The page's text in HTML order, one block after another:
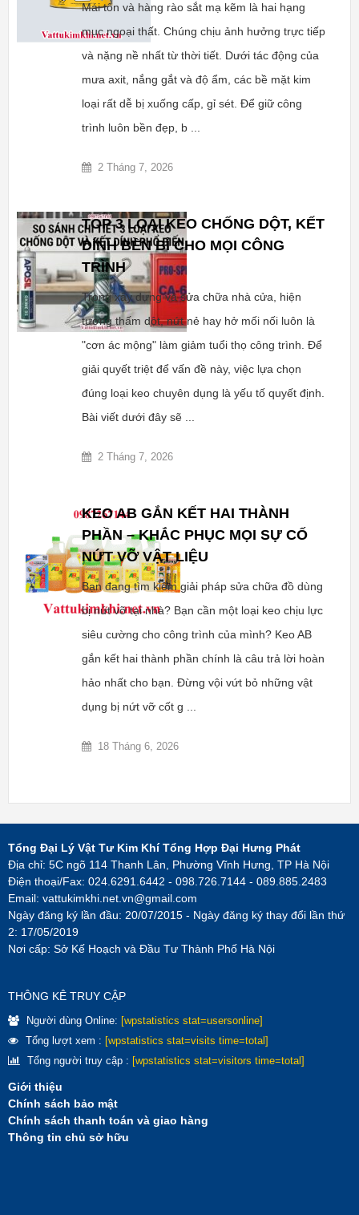
Mái tôn và hàng rào sắt mạ kẽm là hai hạng
mục ngoại thất. Chúng chịu ảnh hưởng trực tiếp
và nặng nề nhất từ thời tiết. Dưới tác động của
mưa axit, nắng gắt và độ ẩm, các bề mặt kim
loại rất dễ bị xuống cấp, gỉ sét. Để giữ công
trình luôn bền đẹp, b ...
2 Tháng 7, 2026
TOP 3 LOẠI KEO CHỐNG DỘT, KẾT
DÍNH BỀN BỈ CHO MỌI CÔNG
TRÌNH
Trong xây dựng và sửa chữa nhà cửa, hiện
tượng thấm dột, nứt nẻ hay hở mối nối luôn là
"cơn ác mộng" làm giảm tuổi thọ công trình. Để
giải quyết triệt để vấn đề này, việc lựa chọn
đúng loại keo chuyên dụng là yếu tố quyết định.
Bài viết dưới đây sẽ ...
2 Tháng 7, 2026
KEO AB GẮN KẾT HAI THÀNH
PHẦN – KHẮC PHỤC MỌI SỰ CỐ
NỨT VỠ VẬT LIỆU
Bạn đang tìm kiếm giải pháp sửa chữa đồ dùng
bị nứt vỡ tại nhà? Bạn cần một loại keo chịu lực
siêu cường cho công trình của mình? Keo AB
gắn kết hai thành phần chính là câu trả lời hoàn
hảo nhất cho bạn. Đừng vội vứt bỏ những vật
dụng bị nứt vỡ cốt g ...
18 Tháng 6, 2026
Tổng Đại Lý Vật Tư Kim Khí Tổng Hợp Đại Hưng Phát
Địa chỉ: 5C ngõ 114 Thanh Lân, Phường Vĩnh Hưng, TP Hà Nội
Điện thoại/Fax: 024.6291.6442 - 098.726.7144 - 089.885.2483
Email: vattukimkhi.net.vn@gmail.com
Ngày đăng ký lần đầu: 20/07/2015 - Ngày đăng ký thay đổi lần thứ
2: 17/05/2019
Nơi cấp: Sở Kế Hoạch và Đầu Tư Thành Phố Hà Nội
THÔNG KÊ TRUY CẬP
Người dùng Online: [wpstatistics stat=usersonline]
Tổng lượt xem : [wpstatistics stat=visits time=total]
Tổng người truy cập : [wpstatistics stat=visitors time=total]
Giới thiệu
Chính sách bảo mật
Chính sách thanh toán và giao hàng
Thông tin chủ sở hữu